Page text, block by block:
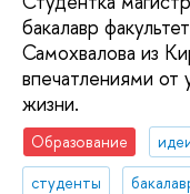
бакалавр
Самохвалова из
впечатлениями
жизни.
Образование
студенты